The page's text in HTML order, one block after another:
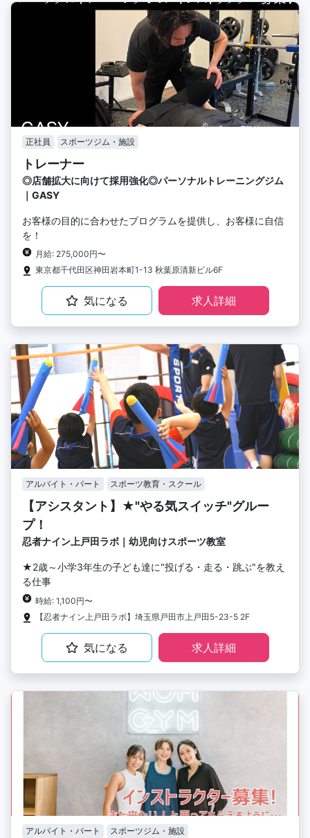
正社員 スポーツジム・施設
トレーナー
◎店舗拡大に向けて採用強化◎パーソナルトレーニングジム
｜GASY
お客様の目的に合わせたプログラムを提供し、お客様に自信
を！
月給: 275,000円〜
東京都千代田区神田岩本町1-13 秋葉原清新ビル6F
気になる 求人詳細
アルバイト・パート スポーツ教育・スクール
【アシスタント】★"やる気スイッチ"グルー
プ！
忍者ナイン上戸田ラボ｜幼児向けスポーツ教室
★2歳～小学3年生の子ども達に"投げる・走る・跳ぶ"を教え
る仕事
時給: 1,100円〜
【忍者ナイン上戸田ラボ】埼玉県戸田市上戸田5-23-5 2F
気になる 求人詳細
アルバイト・パート スポーツジム・施設